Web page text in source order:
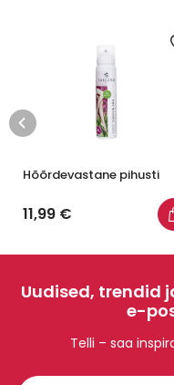
Hõõrdevastane pihusti
11,99 €
Uudised, trendid
e-
Telli – saa